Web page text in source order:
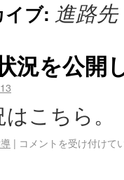
イブ: 進路先
況を公開
こちら。
| コメントを受け付けて